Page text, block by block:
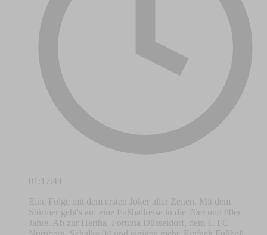
01:17:44
Eine Folge mit dem ersten Joker aller Zeiten. Mit dem
Stürmer geht's auf eine Fußballreise in die 70er und 80er
Jahre. Ab zur Hertha, Fortuna Düsseldorf, dem 1. FC